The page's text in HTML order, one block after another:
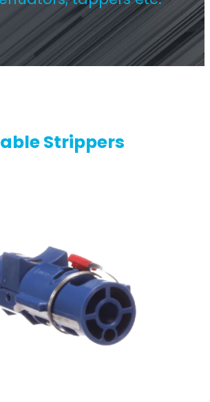
commerciale multioperatore
singolo. Ripetitore commerciale
Strippers